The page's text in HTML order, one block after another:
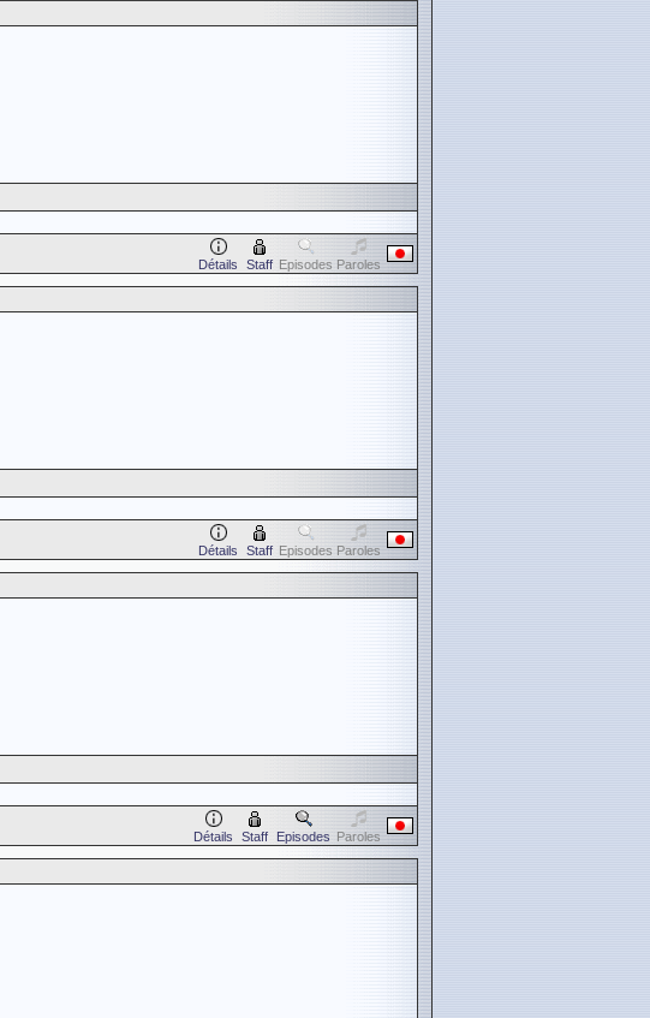
Détails Staff Episodes Paroles
Détails Staff Episodes Paroles
Détails Staff Episodes Paroles